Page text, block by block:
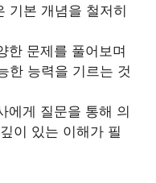
기본 개념을 철저히
한 문제를 풀어보며
한 능력을 기르는 것
에게 질문을 통해 의
이 있는 이해가 필